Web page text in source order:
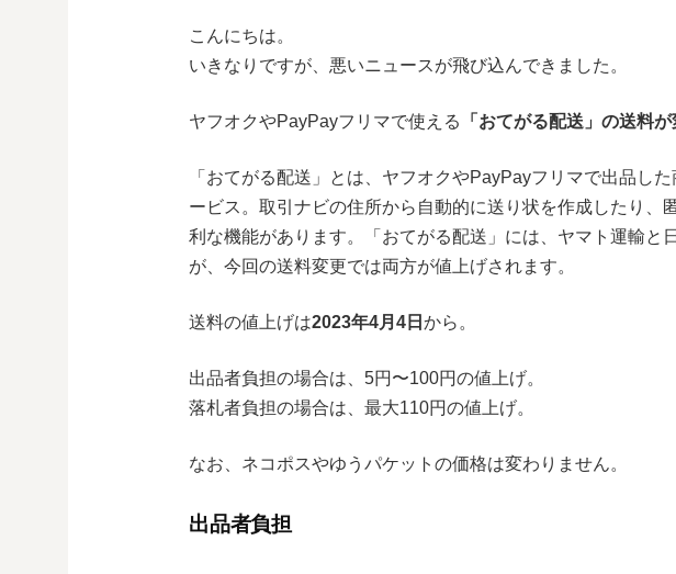
こんにちは。
いきなりですが、悪いニュースが飛び込んできました。
ヤフオクやPayPayフリマで使える 「おてがる配送」の送料
「おてがる配送」とは、ヤフオクやPayPayフリマで出品し
ービス。取引ナビの住所から自動的に送り状を作成したり、
利な機能があります。「おてがる配送」には、ヤマト運輸と
が、今回の送料変更では両方が値上げされます。
送料の値上げは2023年4月4日 から。
出品者負担の場合は、5円〜100円の値上げ。
落札者負担の場合は、最大110円の値上げ。
なお、ネコポスやゆうパケットの価格は変わりません。
出品者負担